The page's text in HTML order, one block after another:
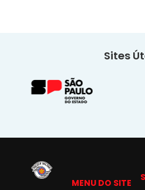
Sites
MENU DO SITE